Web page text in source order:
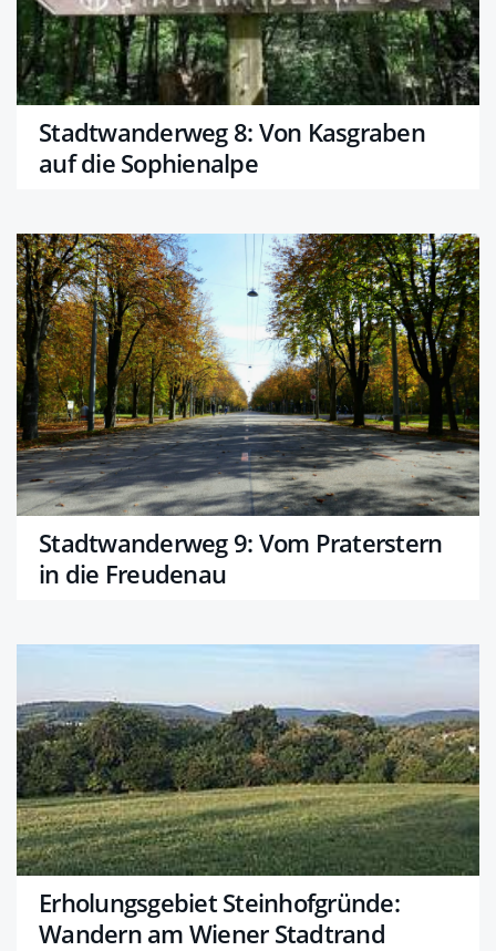
Stadtwanderweg 8: Von Kasgraben
auf die Sophienalpe
Stadtwanderweg 9: Vom Praterstern
in die Freudenau
Erholungsgebiet Steinhofgründe:
Wandern am Wiener Stadtrand